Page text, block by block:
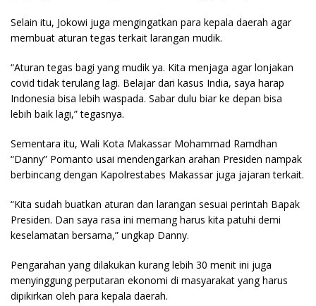
Selain itu, Jokowi juga mengingatkan para kepala daerah agar
membuat aturan tegas terkait larangan mudik.
“Aturan tegas bagi yang mudik ya. Kita menjaga agar lonjakan
covid tidak terulang lagi. Belajar dari kasus India, saya harap
Indonesia bisa lebih waspada. Sabar dulu biar ke depan bisa
lebih baik lagi,” tegasnya.
Sementara itu, Wali Kota Makassar Mohammad Ramdhan
“Danny” Pomanto usai mendengarkan arahan Presiden nampak
berbincang dengan Kapolrestabes Makassar juga jajaran terkait.
“Kita sudah buatkan aturan dan larangan sesuai perintah Bapak
Presiden. Dan saya rasa ini memang harus kita patuhi demi
keselamatan bersama,” ungkap Danny.
Pengarahan yang dilakukan kurang lebih 30 menit ini juga
menyinggung perputaran ekonomi di masyarakat yang harus
dipikirkan oleh para kepala daerah.